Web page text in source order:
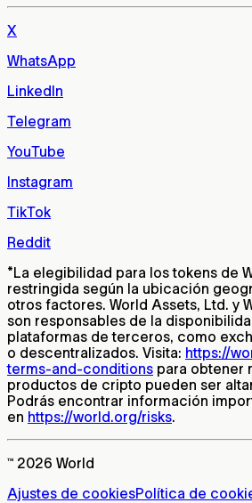
X
WhatsApp
LinkedIn
Telegram
YouTube
Instagram
TikTok
Reddit
*La elegibilidad para los tokens de
restringida según la ubicación
otros factores. World Assets, Ltd. y
son responsables de la
plataformas de terceros, como
o descentralizados. Visita: https://
terms-and-conditions para obtener
productos de cripto pueden ser
Podrás encontrar información
en https://world.org/risks.
™ 2026 World
Ajustes de cookiesPolítica de